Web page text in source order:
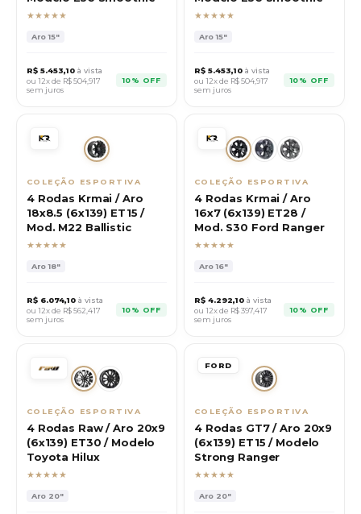
★★★★★
Aro15"
R$ 5.453,10 à vista
ou 12x de R$504,917
sem juros
10% OFF
★★★★★
Aro15"
R$ 5.453,10 à vista
ou 12x de R$504,917
sem juros
10% OFF
COLEÇÃO ESPORTIVA
4 Rodas Krmai / Aro
18x8.5 (6x139) ET15 /
Mod. M22 Ballistic
★★★★★
Aro18"
R$ 6.074,10 à vista
ou 12x de R$562,417
sem juros
10% OFF
COLEÇÃO ESPORTIVA
4 Rodas Krmai / Aro
16x7 (6x139) ET28 /
Mod. S30 Ford Ranger
★★★★★
Aro16"
R$ 4.292,10 à vista
ou 12x de R$397,417
sem juros
10% OFF
COLEÇÃO ESPORTIVA
4 Rodas Raw / Aro 20x9
(6x139) ET30 / Modelo
Toyota Hilux
★★★★★
Aro 20"
FORD
COLEÇÃO ESPORTIVA
4 Rodas GT7 / Aro 20x9
(6x139) ET15 / Modelo
Strong Ranger
★★★★★
Aro 20"